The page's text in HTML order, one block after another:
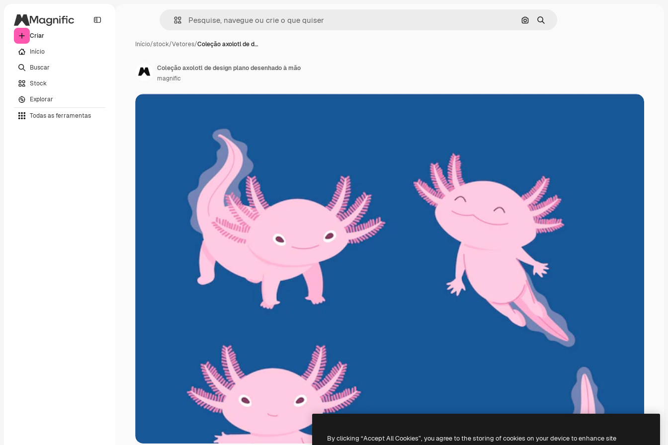
Criar
Início
Buscar
Stock
Explorar
Todas as ferramentas
Pesquisar por imagem
Buscar
Início/stock/Vetores/Coleção axolotl de d…
Coleção axolotl de design plano desenhado à mão
magnific
By clicking “Accept All Cookies”, you agree to the storing of cookies on your device to enhance site